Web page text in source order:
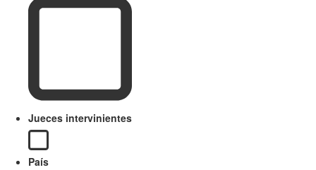
Jueces intervinientes
País